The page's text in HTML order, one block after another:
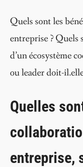
Quels sont les
entreprise ? Quels
d’un écosystème
ou leader doit-
Quelles
entreprise,